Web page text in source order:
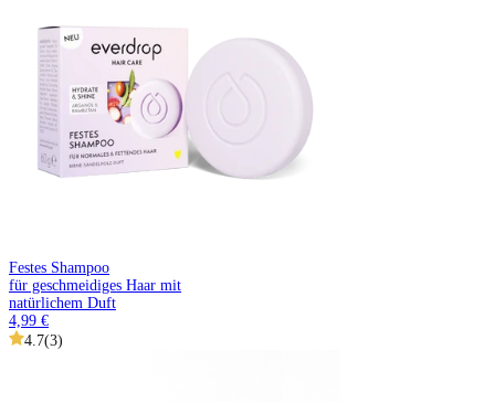
Festes Shampoo
für geschmeidiges Haar mit
natürlichem Duft
4,99 €
4.7(3)